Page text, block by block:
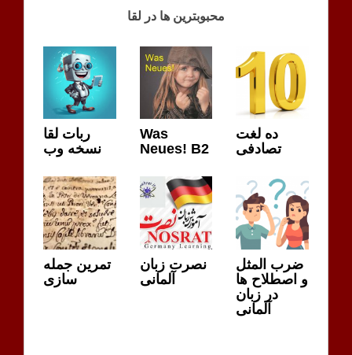
محبوبترین ها در لقا
ربات لقا
نسخه وب
Was
Neues! B2
ده لغت
تصادفی
تمرین جمله
سازی
نصرت زبان
آلمانی
ضرب المثل
و اصطلاح ها
در زبان
آلمانی